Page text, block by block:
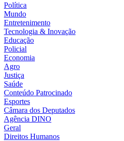
Política
Mundo
Entretenimento
Tecnologia & Inovação
Educação
Policial
Economia
Agro
Justiça
Saúde
Conteúdo Patrocinado
Esportes
Câmara dos Deputados
Agência DINO
Geral
Direitos Humanos